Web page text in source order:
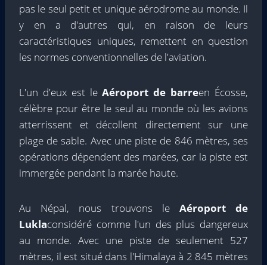
pas le seul petit et unique aérodrome au monde. Il
y en a d'autres qui, en raison de leurs
caractéristiques uniques, remettent en question
les normes conventionnelles de l'aviation.
L'un d'eux est leAéroport de barreen Écosse,
célèbre pour être le seul au monde où les avions
atterrissent et décollent directement sur une
plage de sable. Avec une piste de 846 mètres, ses
opérations dépendent des marées, car la piste est
immergée pendant la marée haute.
Au Népal, nous trouvons le Aéroport de
Luklaconsidéré comme l'un des plus dangereux
au monde. Avec une piste de seulement 527
mètres, il est situé dans l'Himalaya à 2 845 mètres